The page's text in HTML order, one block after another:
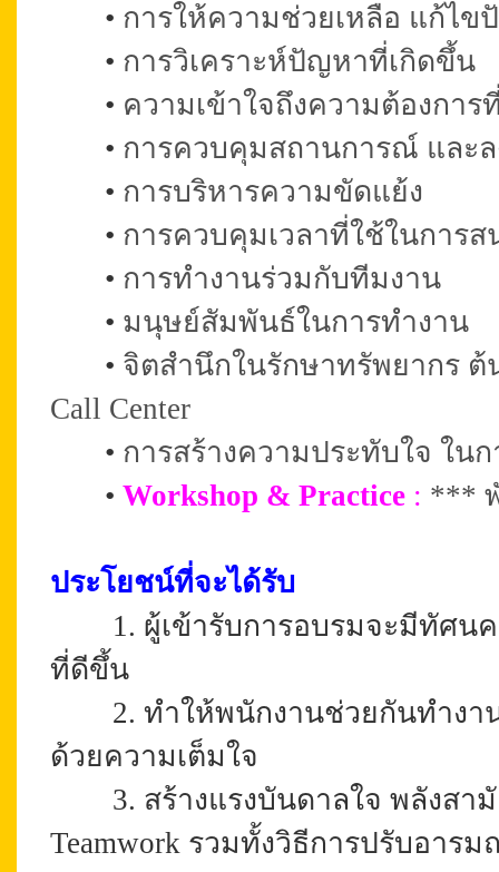
• การให้ความช่วยเหลือ แก้ไ
• การวิเคราะห์ปัญหาที่เกิดขึ้น
• ความเข้าใจถึงความต้องกา
• การควบคุมสถานการณ์ และ
• การบริหารความขัดแย้ง
• การควบคุมเวลาที่ใช้ในการส
• การทำงานร่วมกับทีมงาน
• มนุษย์สัมพันธ์ในการทำงาน
• จิตสำนึกในรักษาทรัพยากร
Call Center
• การสร้างความประทับใจ ใน
• Workshop & Practice : ***
ประโยชน์ที่จะได้รับ
1. ผู้เข้ารับการอบรมจะมีทัศนค
ที่ดีขึ้น
2. ทำให้พนักงานช่วยกันทำงาน
ด้วยความเต็มใจ
3. สร้างแรงบันดาลใจ พลังสามั
Teamwork รวมทั้งวิธีการปรับอาร